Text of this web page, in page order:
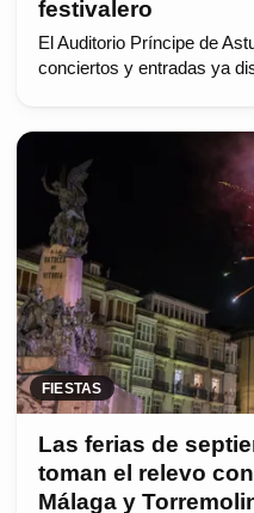
festivalero
El Auditorio Príncipe de
conciertos y entradas ya
FIESTAS
Las ferias de
toman el relevo
Málaga y